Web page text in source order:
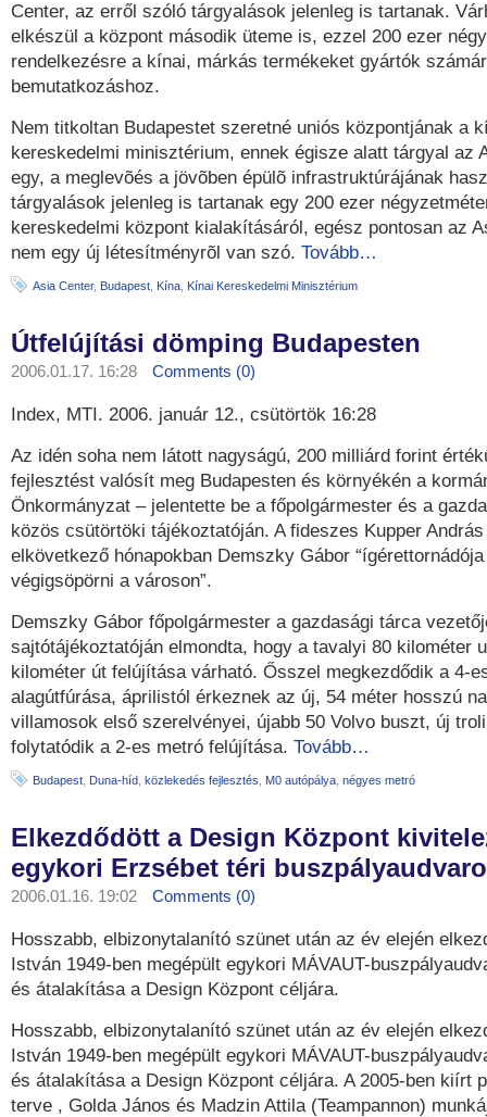
Center, az erről szóló tárgyalások jelenleg is tartanak.
elkészül a központ második üteme is, ezzel 200 ezer
rendelkezésre a kínai, márkás termékeket gyártók
bemutatkozáshoz.
Nem titkoltan Budapestet szeretné uniós központjának a
kereskedelmi minisztérium, ennek égisze alatt tárgyal az
egy, a meglevõés a jövõben épülõ infrastruktúrájának
tárgyalások jelenleg is tartanak egy 200 ezer
kereskedelmi központ kialakításáról, egész pontosan az
nem egy új létesítményrõl van szó. Tovább…
Asia Center, Budapest Kína Kínai Kereskedelmi Minisztérium
Útfelújítási dömping Budapesten
2006.01.17. 16:28 Comments (0)
Index, MTI. 2006. január 12., csütörtök 16:28
Az idén soha nem látott nagyságú, 200 milliárd forint
fejlesztést valósít meg Budapesten és környékén a
Önkormányzat – jelentette be a főpolgármester és a
közös csütörtöki tájékoztatóján. A fideszes Kupper
elkövetkező hónapokban Demszky Gábor
végigsöpörni a városon”.
Demszky Gábor főpolgármester a gazdasági tárca
sajtótájékoztatóján elmondta, hogy a tavalyi 80 kilométer
kilométer út felújítása várható. Ősszel megkezdődik a 4-
alagútfúrása, áprilistól érkeznek az új, 54 méter hosszú
villamosok első szerelvényei, újabb 50 Volvo buszt, új
folytatódik a 2-es metró felújítása. Tovább…
Budapest Duna-híd közlekedés fejlesztés M0 autópálya négyes metró
Elkezdődött a Design Központ
egykori Erzsébet téri
2006.01.16. 19:02 Comments (0)
Hosszabb, elbizonytalanító szünet után az év elején
István 1949-ben megépült egykori MÁVAUT-
és átalakítása a Design Központ céljára.
Hosszabb, elbizonytalanító szünet után az év elején
István 1949-ben megépült egykori MÁVAUT-
és átalakítása a Design Központ céljára. A 2005-ben kiírt
terve , Golda János és Madzin Attila (Teampannon)